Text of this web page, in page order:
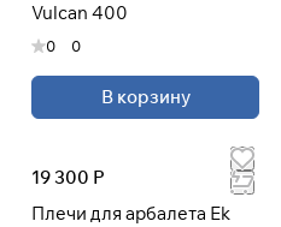
Vulcan 400
0 0
В корзину
19 300 Р
Плечи для арбалета Ek